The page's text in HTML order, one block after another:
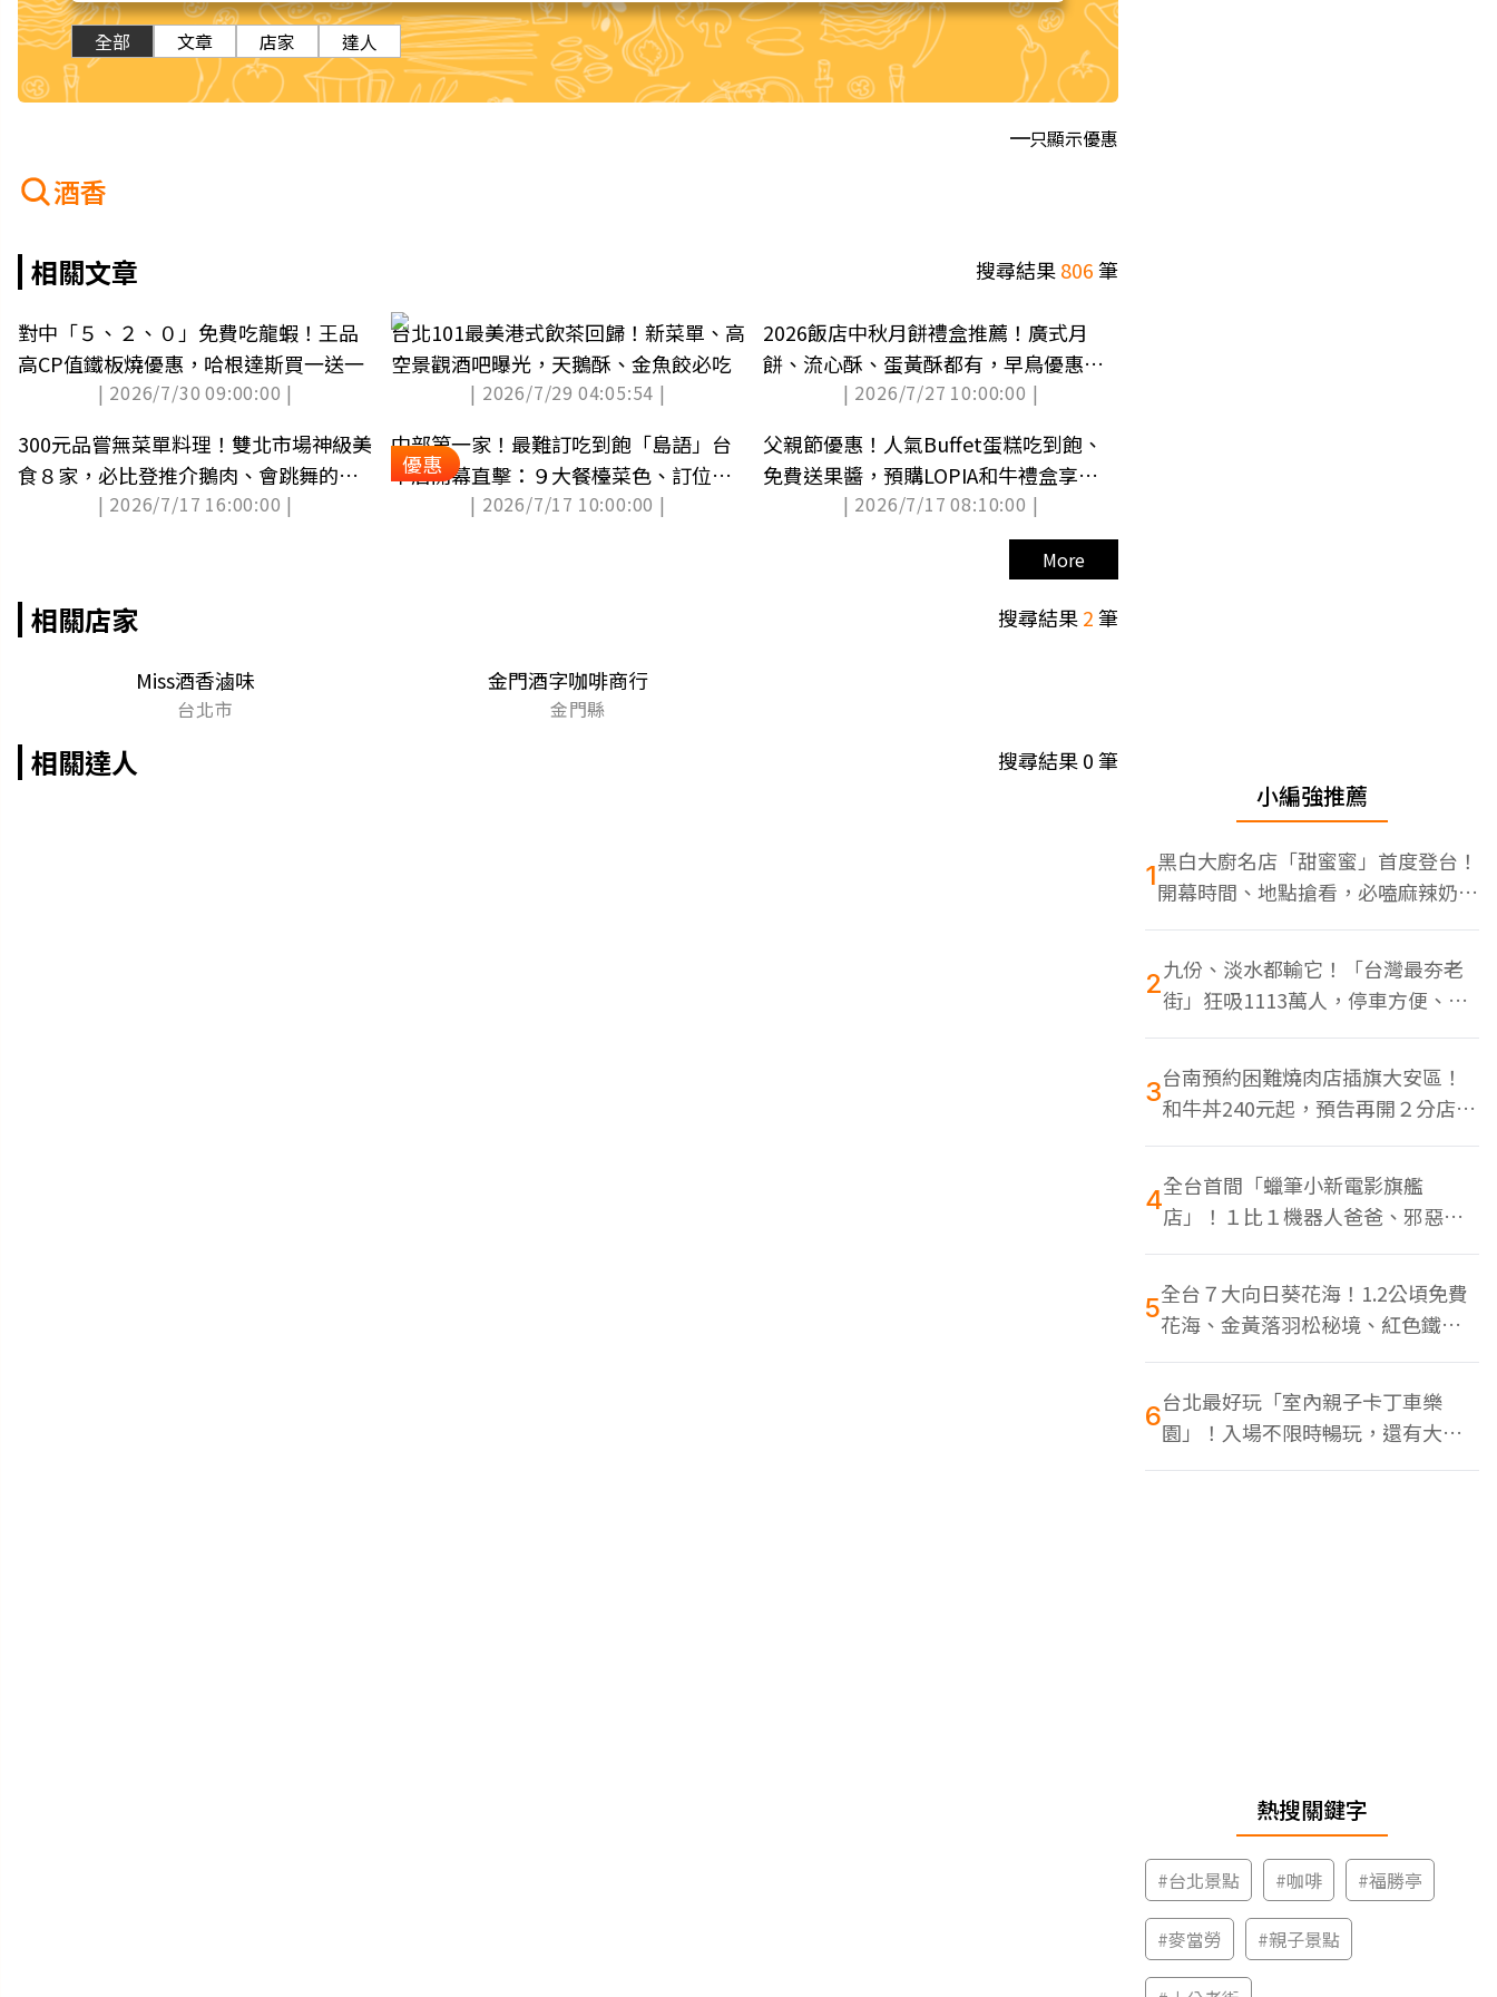
全部 文章 店家 達人
只顯示優惠
酒香
相關文章 搜尋結果806筆
對中「５、２、０」免費吃龍蝦！王品
高CP值鐵板燒優惠，哈根達斯買一送一
| 2026/7/30 09:00:00 |
台北101最美港式飲茶回歸！新菜單、高
空景觀酒吧曝光，天鵝酥、金魚餃必吃
| 2026/7/29 04:05:54 |
2026飯店中秋月餅禮盒推薦！廣式月
餅、流心酥、蛋黃酥都有，早鳥優惠一
| 2026/7/27 10:00:00 |
300元品嘗無菜單料理！雙北市場神級美
食８家，必比登推介鵝肉、會跳舞的創
| 2026/7/17 16:00:00 |
優惠
中部第一家！最難訂吃到飽「島語」台
中店開幕直擊：９大餐檯菜色、訂位攻
| 2026/7/17 10:00:00 |
父親節優惠！人氣Buffet蛋糕吃到飽、
免費送果醬，預購LOPIA和牛禮盒享好
| 2026/7/17 08:10:00 |
More
相關店家 搜尋結果2筆
Miss酒香滷味
台北市
金門酒字咖啡商行
金門縣
相關達人 搜尋結果0筆
小編強推薦
1黑白大廚名店「甜蜜蜜」首度登台！
開幕時間、地點搶看，必嗑麻辣奶油
蝦
2九份、淡水都輸它！「台灣最夯老
街」狂吸1113萬人，停車方便、特
色美食多
3台南預約困難燒肉店插旗大安區！
和牛丼240元起，預告再開２分店、
地點曝光
4全台首間「蠟筆小新電影旗艦
店」！１比１機器人爸爸、邪惡正
男，百款周邊買翻
5全台７大向日葵花海！1.2公頃免費
花海、金黃落羽松秘境、紅色鐵橋
同框
6台北最好玩「室內親子卡丁車樂
園」！入場不限時暢玩，還有大螢
幕Switch遊戲區
熱搜關鍵字
#台北景點 #咖啡 #福勝亭
#麥當勞 #親子景點